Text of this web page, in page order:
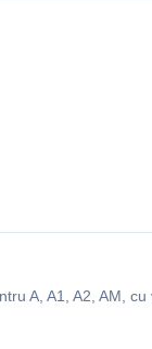
A, A1, A2, AM,